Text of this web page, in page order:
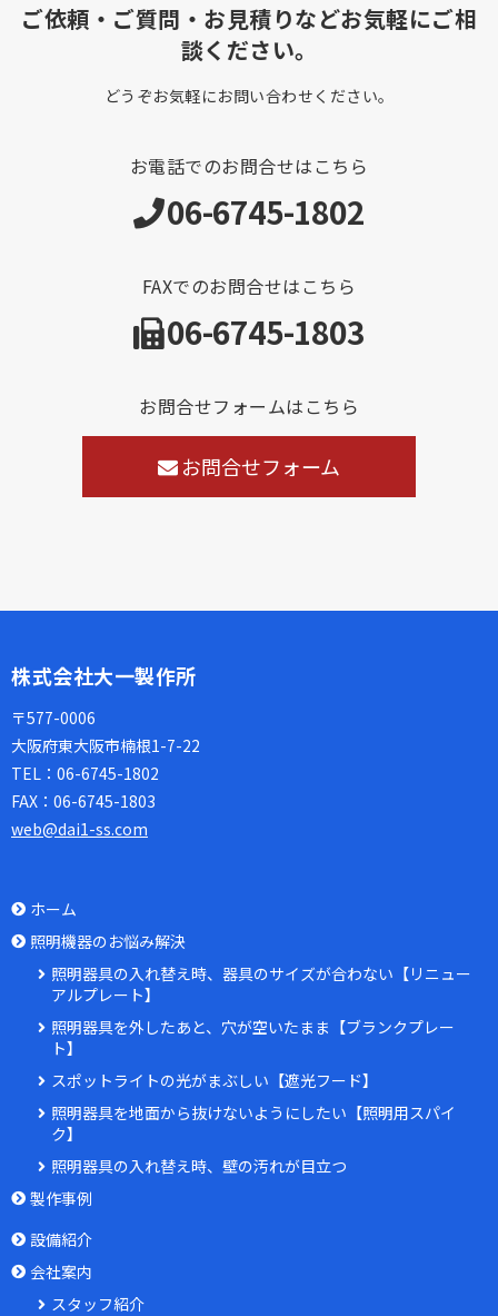
ご依頼・ご質問・お見積りなどお気軽にご相
談ください。
どうぞお気軽にお問い合わせください。
お電話でのお問合せはこちら
06-6745-1802
FAXでのお問合せはこちら
06-6745-1803
お問合せフォームはこちら
お問合せフォーム
株式会社大一製作所
〒577-0006
大阪府東大阪市楠根1-7-22
TEL： 06-6745-1802
FAX： 06-6745-1803
web@dai1-ss.com
ホーム
照明機器のお悩み解決
照明器具の入れ替え時、器具のサイズが合わない【リニュー
アルプレート】
照明器具を外したあと、穴が空いたまま【ブランクプレー
ト】
スポットライトの光がまぶしい【遮光フード】
照明器具を地面から抜けないようにしたい【照明用スパイ
ク】
照明器具の入れ替え時、壁の汚れが目立つ
製作事例
設備紹介
会社案内
スタッフ紹介